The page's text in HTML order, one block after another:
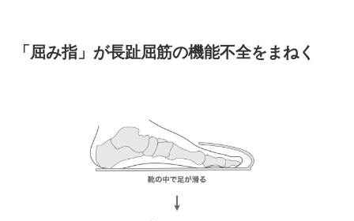
「屈み指」が長趾屈筋の機能不全をまねく